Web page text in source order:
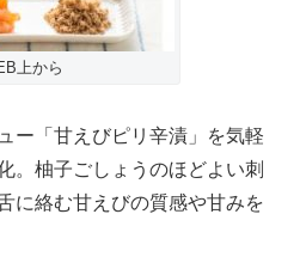
上から
ー「甘えびピリ辛漬」を気軽
。柚子ごしょうのほどよい刺
に絡む甘えびの質感や甘みを